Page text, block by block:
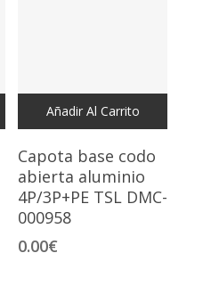
Añadir Al Carrito
Capota base codo
abierta aluminio
4P/3P+PE TSL DMC-
000958
0.00€